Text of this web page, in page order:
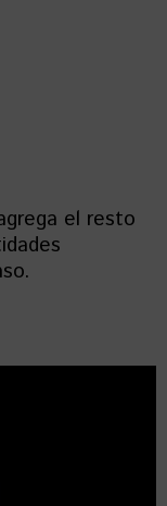
el resto